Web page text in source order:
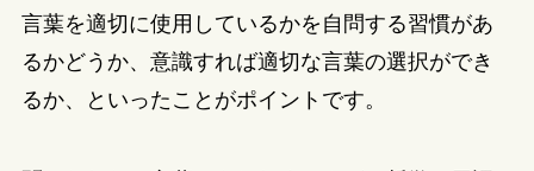
言葉を適切に使用しているかを自問する習慣があ
るかどうか、意識すれば適切な言葉の選択ができ
るか、といったことがポイントです。